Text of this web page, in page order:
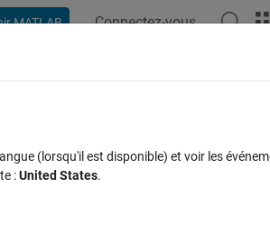
MATLAB Connectez-vous
2 − 2𝑥 + 1/ 3 and
(lorsqu'il est disponible) et voir les
:United States.